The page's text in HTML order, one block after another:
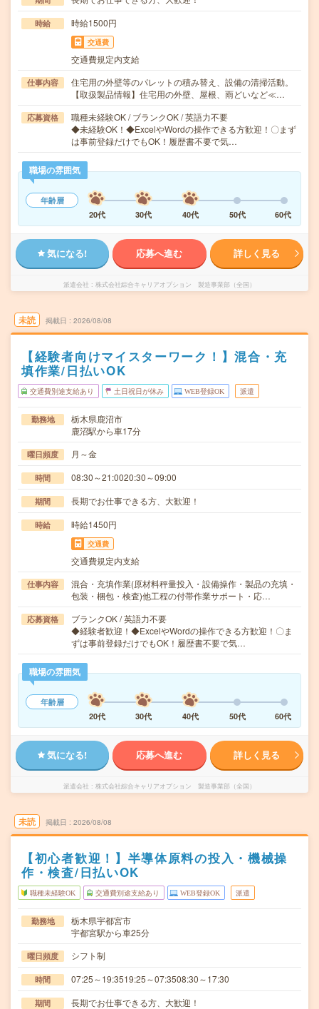
時給 時給1500円
交通費
交通費規定内支給
仕事内容
住宅用の外壁等のパレットの積み替え、設備の清掃活動。
【取扱製品情報】住宅用の外壁、屋根、雨どいなど≪…
応募資格
職種未経験OK / ブランクOK / 英語力不要
◆未経験OK！◆ExcelやWordの操作できる方歓迎！〇まず
は事前登録だけでもOK！履歴書不要で気…
職場の雰囲気
年齢層
20代
30代 40代 50代 60代
気になる! 応募へ進む 詳しく見る
派遣会社 株式会社綜合キャリアオプション 製造事業部（全国）
未読 掲載日 2026/08/08
【経験者向けマイスターワーク！】混合・充
填作業/日払いOK
交通費別途支給あり 土日祝日が休み WEB登録OK 派遣
勤務地
栃木県鹿沼市
鹿沼駅から車17分
曜日頻度 月～金
時間 08:30～21:0020:30～09:00
期間 長期でお仕事できる方、大歓迎！
時給 時給1450円
交通費
交通費規定内支給
仕事内容
混合・充填作業(原材料秤量投入・設備操作・製品の充填・
包装・梱包・検査)他工程の付帯作業サポート・応…
応募資格
ブランクOK / 英語力不要
◆経験者歓迎！◆ExcelやWordの操作できる方歓迎！〇ま
ずは事前登録だけでもOK！履歴書不要で気…
職場の雰囲気
年齢層
20代
30代 40代 50代 60代
気になる! 応募へ進む 詳しく見る
派遣会社 株式会社綜合キャリアオプション 製造事業部（全国）
未読 掲載日 2026/08/08
【初心者歓迎！】半導体原料の投入・機械操
作・検査/日払いOK
職種未経験OK 交通費別途支給あり WEB登録OK 派遣
勤務地
栃木県宇都宮市
宇都宮駅から車25分
曜日頻度 シフト制
時間 07:25～19:3519:25～07:3508:30～17:30
期間 長期でお仕事できる方、大歓迎！